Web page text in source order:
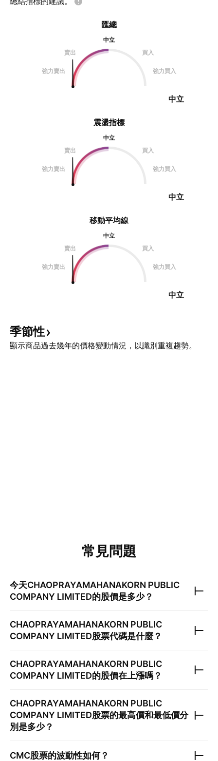
震盪指標
中立
賣出
買入
強力賣出 強力買入
中立
匯總
中立
賣出
買入
強力賣出 強力買入
中立
移動平均線
中立
賣出
買入
強力賣出 強力買入
中立
季節性
顯示商品過去幾年的價格變動情況，以識別重複趨勢。
常見問題
今天CHAOPRAYAMAHANAKORN PUBLIC
COMPANY LIMITED的股價是多少？
CHAOPRAYAMAHANAKORN PUBLIC
COMPANY LIMITED股票代碼是什麼？
CHAOPRAYAMAHANAKORN PUBLIC
COMPANY LIMITED的股價在上漲嗎？
CHAOPRAYAMAHANAKORN PUBLIC
COMPANY LIMITED股票的最高價和最低價分
別是多少？
CMC股票的波動性如何？